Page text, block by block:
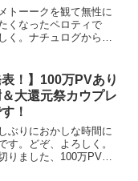
トーークを観て無性に
くなったペロティで
く。ナチュログから
、こんな記事誰が見る
ただ...
表！】100万PVあり
大還元祭カウプレ
！
ぶりにおかしな時間に
す。どぞ、よろしく。
りました、100万PVあ